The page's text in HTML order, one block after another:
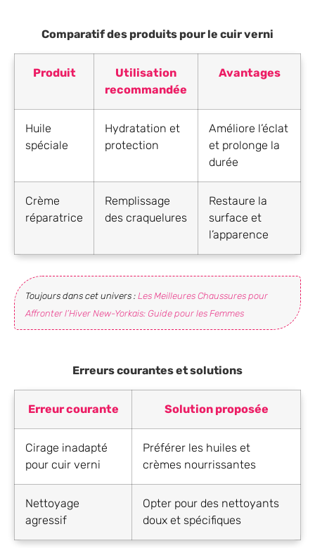
Comparatif des produits pour le cuir verni
Produit
Utilisation
recommandée
Avantages
Huile
spéciale
Hydratation et
protection
Améliore l’éclat
et prolonge la
durée
Crème
réparatrice
Remplissage
des craquelures
Restaure la
surface et
l’apparence
Toujours dans cet univers : Les Meilleures Chaussures pour
Affronter l’Hiver New-Yorkais: Guide pour les Femmes
Erreurs courantes et solutions
Erreur courante Solution proposée
Cirage inadapté
pour cuir verni
Préférer les huiles et
crèmes nourrissantes
Nettoyage
agressif
Opter pour des nettoyants
doux et spécifiques